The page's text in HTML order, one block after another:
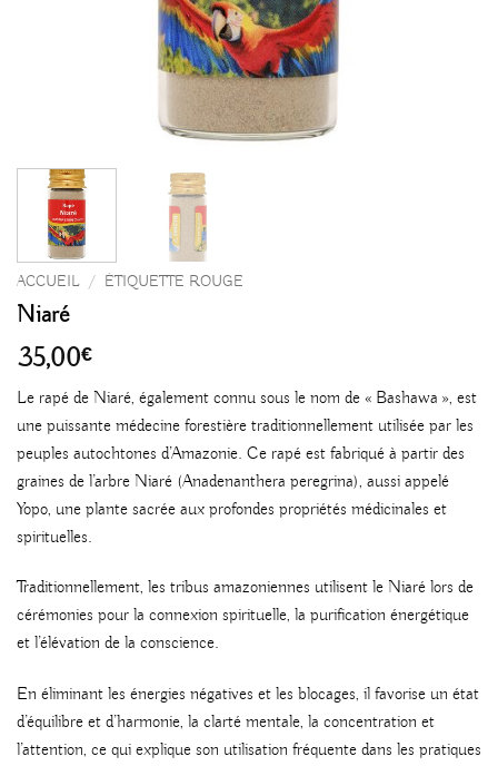
ACCUEIL / ÉTIQUETTE ROUGE
Niaré
35,00€
Le rapé de Niaré, également connu sous le nom de « Bashawa », est
une puissante médecine forestière traditionnellement utilisée par les
peuples autochtones d’Amazonie. Ce rapé est fabriqué à partir des
graines de l’arbre Niaré (Anadenanthera peregrina), aussi appelé
Yopo, une plante sacrée aux profondes propriétés médicinales et
spirituelles.
Traditionnellement, les tribus amazoniennes utilisent le Niaré lors de
cérémonies pour la connexion spirituelle, la purification énergétique
et l’élévation de la conscience.
En éliminant les énergies négatives et les blocages, il favorise un état
d’équilibre et d’harmonie, la clarté mentale, la concentration et
l’attention, ce qui explique son utilisation fréquente dans les pratiques